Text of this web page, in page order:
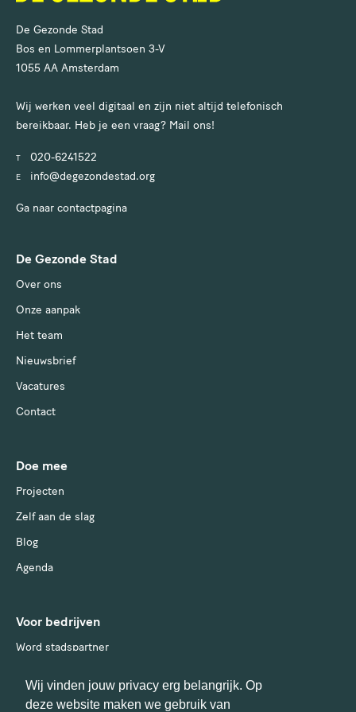
Wij vinden jouw privacy erg belangrijk. Op
deze website maken we gebruik van
De Gezonde Stad
Bos en Lommerplantsoen 3-V
1055 AA Amsterdam
Wij werken veel digitaal en zijn niet altijd telefonisch
bereikbaar. Heb je een vraag? Mail ons!
T 020-6241522
E info@degezondestad.org
Ga naar contactpagina
De Gezonde Stad
Over ons
Onze aanpak
Het team
Nieuwsbrief
Vacatures
Contact
Doe mee
Projecten
Zelf aan de slag
Blog
Agenda
Voor bedrijven
Word stadspartner